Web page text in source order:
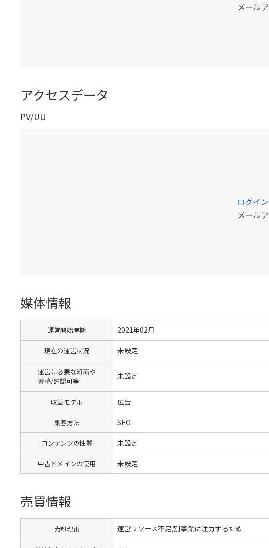
メール
アクセスデータ
PV/UU
ログイン
メール
媒体情報
運営開始時期 2021年02月
現在の運営状況 未設定
運営に必要な知識や
資格/許認可等
未設定
収益モデル 広告
集客方法 SEO
コンテンツの性質 未設定
中古ドメインの使用 未設定
売買情報
売却理由 運営リソース不足/別事業に注力するため